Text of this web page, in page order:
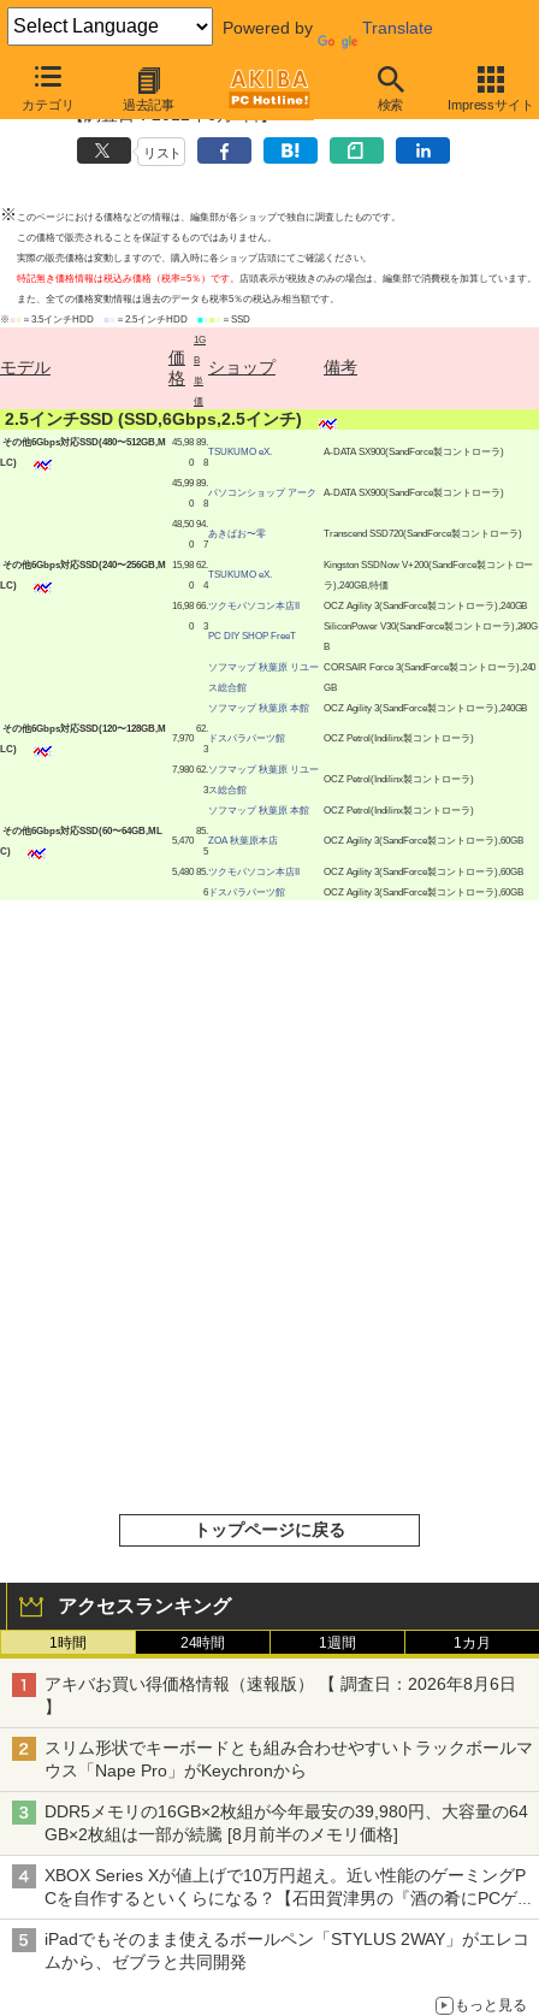
Powered by Translate
カテゴリ 過去記事 検索 Impressサイト
その他6Gbps対応SSD最安値上位ショップ
【調査日：2012年6月1日】
リスト
※ このページにおける価格などの情報は、編集部が各ショップで独自に調査したものです。
この価格で販売されることを保証するものではありません。
実際の販売価格は変動しますので、購入時に各ショップ店頭にてご確認ください。
特記無き価格情報は税込み価格（税率=5％）です。
店頭表示が税抜きのみの場合は、編集部で消費税を加算しています。
また、全ての価格変動情報は過去のデータも税率5％の税込み相当額です。
※ ■■ ＝3.5インチHDD ■ ＝2.5インチHDD ■■■■ ＝SSD
モデル
価
格
1G
B
単
価
ショップ 備考
2.5インチSSD (SSD,6Gbps,2.5インチ)
その他6Gbps対応SSD(480〜512GB,M
LC)
45,98
0
89.
8
TSUKUMO eX. A-DATA SX900(SandForce製コントローラ)
45,99
0
89.
8
パソコンショップ アーク A-DATA SX900(SandForce製コントローラ)
48,50
0
94.
7
あきばお〜零 Transcend SSD720(SandForce製コントローラ)
その他6Gbps対応SSD(240〜256GB,M
LC)
15,98
0
62.
4
TSUKUMO eX.
Kingston SSDNow V+200(SandForce製コントロー
ラ),240GB,特価
16,98
0
66.
3
ツクモパソコン本店II OCZ Agility 3(SandForce製コントローラ),240GB
PC DIY SHOP FreeT
SiliconPower V30(SandForce製コントローラ),240G
B
ソフマップ 秋葉原 リユー
ス総合館
CORSAIR Force 3(SandForce製コントローラ),240
GB
ソフマップ 秋葉原 本館
OCZ Agility 3(SandForce製コントローラ),240GB
その他6Gbps対応SSD(120〜128GB,M
LC)
7,970
62.
3
ドスパラパーツ館 OCZ Petrol(Indilinx製コントローラ)
7,980 62.
3
ソフマップ 秋葉原 リユー
ス総合館
OCZ Petrol(Indilinx製コントローラ)
ソフマップ 秋葉原 本館
OCZ Petrol(Indilinx製コントローラ)
その他6Gbps対応SSD(60〜64GB,ML
C)
5,470
85.
5
ZOA 秋葉原本店 OCZ Agility 3(SandForce製コントローラ),60GB
5,480 85.
6
ツクモパソコン本店II
OCZ Agility 3(SandForce製コントローラ),60GB
ドスパラパーツ館
OCZ Agility 3(SandForce製コントローラ),60GB
トップページに戻る
アクセスランキング
1時間 24時間 1週間 1カ月
アキバお買い得価格情報（速報版） 【 調査日：2026年8月6日
】
スリム形状でキーボードとも組み合わせやすいトラックボールマ
ウス「Nape Pro」がKeychronから
DDR5メモリの16GB×2枚組が今年最安の39,980円、大容量の64
GB×2枚組は一部が続騰 [8月前半のメモリ価格]
XBOX Series Xが値上げで10万円超え。近い性能のゲーミングP
Cを自作するといくらになる？【石田賀津男の『酒の肴にPCゲ
ーム』】
iPadでもそのまま使えるボールペン「STYLUS 2WAY」がエレコ
ムから、ゼブラと共同開発
もっと見る